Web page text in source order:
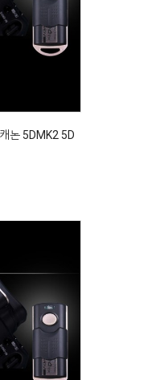
논 5DMK2 5D